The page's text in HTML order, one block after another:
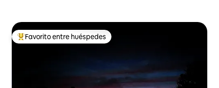
Favorito entre huéspedes preferido
Favorito entre huéspedes